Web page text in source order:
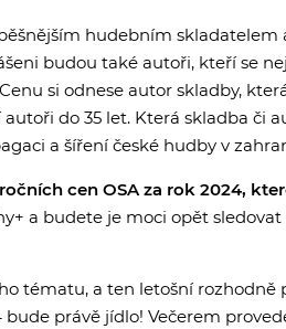
hudebním skladatelem
budou také autoři, kteří se
si odnese autor skladby,
do 35 let. Která skladba či
a šíření české hudby v
cen OSA za rok 2024,
a budete je moci opět sledovat
tématu, a ten letošní rozhodně
právě jídlo! Večerem